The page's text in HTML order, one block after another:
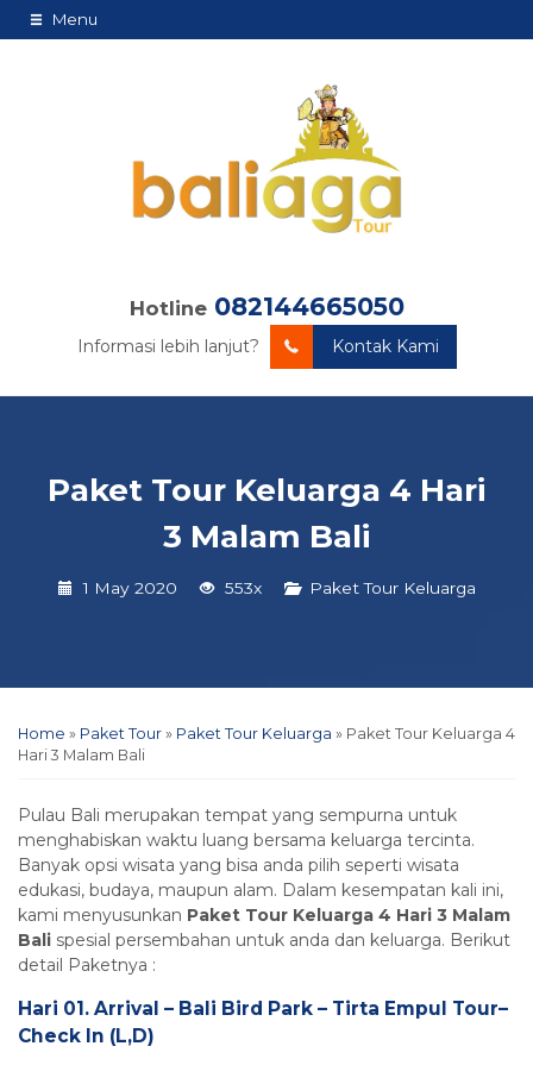
Menu
Hotline 082144665050
Informasi lebih lanjut? Kontak Kami
Paket Tour Keluarga 4 Hari
3 Malam Bali
1 May 2020 553x Paket Tour Keluarga
Home » Paket Tour » Paket Tour Keluarga » Paket Tour Keluarga 4
Hari 3 Malam Bali
Pulau Bali merupakan tempat yang sempurna untuk
menghabiskan waktu luang bersama keluarga tercinta.
Banyak opsi wisata yang bisa anda pilih seperti wisata
edukasi, budaya, maupun alam. Dalam kesempatan kali ini,
kami menyusunkan Paket Tour Keluarga 4 Hari 3 Malam
Bali spesial persembahan untuk anda dan keluarga. Berikut
detail Paketnya :
Hari 01. Arrival – Bali Bird Park – Tirta Empul Tour–
Check In (L,D)